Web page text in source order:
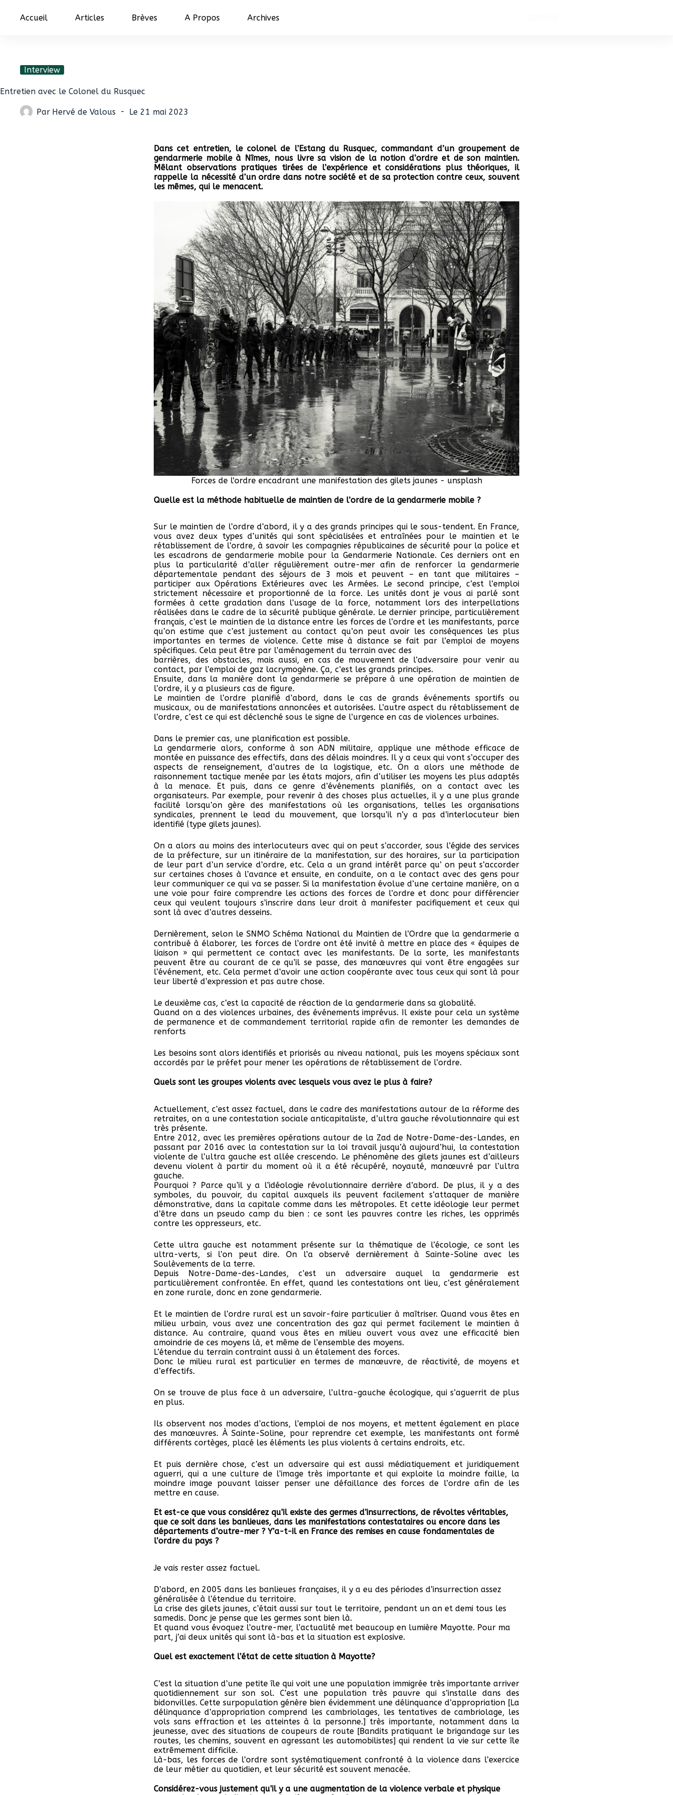
Accueil Articles Brèves A Propos Archives
Interview
Entretien avec le Colonel du Rusquec
Par Hervé de Valous Le 21 mai 2023
Dans cet entretien, le colonel de l’Estang du Rusquec, commandant d’un groupement de
gendarmerie mobile à Nîmes, nous livre sa vision de la notion d’ordre et de son maintien.
Mêlant observations pratiques tirées de l’expérience et considérations plus théoriques, il
rappelle la nécessité d’un ordre dans notre société et de sa protection contre ceux, souvent
les mêmes, qui le menacent.
Forces de l'ordre encadrant une manifestation des gilets jaunes - unsplash
Quelle est la méthode habituelle de maintien de l’ordre de la gendarmerie mobile ?
Sur le maintien de l’ordre d’abord, il y a des grands principes qui le sous-tendent. En France,
vous avez deux types d’unités qui sont spécialisées et entraînées pour le maintien et le
rétablissement de l’ordre, à savoir les compagnies républicaines de sécurité pour la police et
les escadrons de gendarmerie mobile pour la Gendarmerie Nationale. Ces derniers ont en
plus la particularité d’aller régulièrement outre-mer afin de renforcer la gendarmerie
départementale pendant des séjours de 3 mois et peuvent – en tant que militaires –
participer aux Opérations Extérieures avec les Armées. Le second principe, c’est l’emploi
strictement nécessaire et proportionné de la force. Les unités dont je vous ai parlé sont
formées à cette gradation dans l’usage de la force, notamment lors des interpellations
réalisées dans le cadre de la sécurité publique générale. Le dernier principe, particulièrement
français, c’est le maintien de la distance entre les forces de l’ordre et les manifestants, parce
qu’on estime que c’est justement au contact qu’on peut avoir les conséquences les plus
importantes en termes de violence. Cette mise à distance se fait par l’emploi de moyens
spécifiques. Cela peut être par l’aménagement du terrain avec des
barrières, des obstacles, mais aussi, en cas de mouvement de l’adversaire pour venir au
contact, par l’emploi de gaz lacrymogène. Ça, c’est les grands principes.
Ensuite, dans la manière dont la gendarmerie se prépare à une opération de maintien de
l’ordre, il y a plusieurs cas de figure.
Le maintien de l’ordre planifié d’abord, dans le cas de grands événements sportifs ou
musicaux, ou de manifestations annoncées et autorisées. L’autre aspect du rétablissement de
l’ordre, c’est ce qui est déclenché sous le signe de l’urgence en cas de violences urbaines.
Dans le premier cas, une planification est possible.
La gendarmerie alors, conforme à son ADN militaire, applique une méthode efficace de
montée en puissance des effectifs, dans des délais moindres. Il y a ceux qui vont s’occuper des
aspects de renseignement, d’autres de la logistique, etc. On a alors une méthode de
raisonnement tactique menée par les états majors, afin d’utiliser les moyens les plus adaptés
à la menace. Et puis, dans ce genre d’événements planifiés, on a contact avec les
organisateurs. Par exemple, pour revenir à des choses plus actuelles, il y a une plus grande
facilité lorsqu’on gère des manifestations où les organisations, telles les organisations
syndicales, prennent le lead du mouvement, que lorsqu’il n’y a pas d’interlocuteur bien
identifié (type gilets jaunes).
On a alors au moins des interlocuteurs avec qui on peut s’accorder, sous l’égide des services
de la préfecture, sur un itinéraire de la manifestation, sur des horaires, sur la participation
de leur part d’un service d’ordre, etc. Cela a un grand intérêt parce qu’ on peut s’accorder
sur certaines choses à l’avance et ensuite, en conduite, on a le contact avec des gens pour
leur communiquer ce qui va se passer. Si la manifestation évolue d’une certaine manière, on a
une voie pour faire comprendre les actions des forces de l’ordre et donc pour différencier
ceux qui veulent toujours s’inscrire dans leur droit à manifester pacifiquement et ceux qui
sont là avec d’autres desseins.
Dernièrement, selon le SNMO Schéma National du Maintien de l’Ordre que la gendarmerie a
contribué à élaborer, les forces de l’ordre ont été invité à mettre en place des « équipes de
liaison » qui permettent ce contact avec les manifestants. De la sorte, les manifestants
peuvent être au courant de ce qu’il se passe, des manœuvres qui vont être engagées sur
l’événement, etc. Cela permet d’avoir une action coopérante avec tous ceux qui sont là pour
leur liberté d’expression et pas autre chose.
Le deuxième cas, c’est la capacité de réaction de la gendarmerie dans sa globalité.
Quand on a des violences urbaines, des événements imprévus. Il existe pour cela un système
de permanence et de commandement territorial rapide afin de remonter les demandes de
renforts
Les besoins sont alors identifiés et priorisés au niveau national, puis les moyens spéciaux sont
accordés par le préfet pour mener les opérations de rétablissement de l’ordre.
Quels sont les groupes violents avec lesquels vous avez le plus à faire?
Actuellement, c’est assez factuel, dans le cadre des manifestations autour de la réforme des
retraites, on a une contestation sociale anticapitaliste, d’ultra gauche révolutionnaire qui est
très présente.
Entre 2012, avec les premières opérations autour de la Zad de Notre-Dame-des-Landes, en
passant par 2016 avec la contestation sur la loi travail jusqu’à aujourd’hui, la contestation
violente de l’ultra gauche est allée crescendo. Le phénomène des gilets jaunes est d’ailleurs
devenu violent à partir du moment où il a été récupéré, noyauté, manœuvré par l’ultra
gauche.
Pourquoi ? Parce qu’il y a l’idéologie révolutionnaire derrière d’abord. De plus, il y a des
symboles, du pouvoir, du capital auxquels ils peuvent facilement s’attaquer de manière
démonstrative, dans la capitale comme dans les métropoles. Et cette idéologie leur permet
d’être dans un pseudo camp du bien : ce sont les pauvres contre les riches, les opprimés
contre les oppresseurs, etc.
Cette ultra gauche est notamment présente sur la thématique de l’écologie, ce sont les
ultra-verts, si l’on peut dire. On l’a observé dernièrement à Sainte-Soline avec les
Soulèvements de la terre.
Depuis Notre-Dame-des-Landes, c’est un adversaire auquel la gendarmerie est
particulièrement confrontée. En effet, quand les contestations ont lieu, c’est généralement
en zone rurale, donc en zone gendarmerie.
Et le maintien de l’ordre rural est un savoir-faire particulier à maîtriser. Quand vous êtes en
milieu urbain, vous avez une concentration des gaz qui permet facilement le maintien à
distance. Au contraire, quand vous êtes en milieu ouvert vous avez une efficacité bien
amoindrie de ces moyens là, et même de l’ensemble des moyens.
L’étendue du terrain contraint aussi à un étalement des forces.
Donc le milieu rural est particulier en termes de manœuvre, de réactivité, de moyens et
d’effectifs.
On se trouve de plus face à un adversaire, l’ultra-gauche écologique, qui s’aguerrit de plus
en plus.
Ils observent nos modes d’actions, l’emploi de nos moyens, et mettent également en place
des manœuvres. À Sainte-Soline, pour reprendre cet exemple, les manifestants ont formé
différents cortèges, placé les éléments les plus violents à certains endroits, etc.
Et puis dernière chose, c’est un adversaire qui est aussi médiatiquement et juridiquement
aguerri, qui a une culture de l’image très importante et qui exploite la moindre faille, la
moindre image pouvant laisser penser une défaillance des forces de l’ordre afin de les
mettre en cause.
Et est-ce que vous considérez qu’il existe des germes d’insurrections, de révoltes véritables,
que ce soit dans les banlieues, dans les manifestations contestataires ou encore dans les
départements d’outre-mer ? Y’a-t-il en France des remises en cause fondamentales de
l’ordre du pays ?
Je vais rester assez factuel.
D’abord, en 2005 dans les banlieues françaises, il y a eu des périodes d’insurrection assez
généralisée à l’étendue du territoire.
La crise des gilets jaunes, c’était aussi sur tout le territoire, pendant un an et demi tous les
samedis. Donc je pense que les germes sont bien là.
Et quand vous évoquez l’outre-mer, l’actualité met beaucoup en lumière Mayotte. Pour ma
part, j’ai deux unités qui sont là-bas et la situation est explosive.
Quel est exactement l’état de cette situation à Mayotte?
C’est la situation d’une petite île qui voit une une population immigrée très importante arriver
quotidiennement sur son sol. C’est une population très pauvre qui s’installe dans des
bidonvilles. Cette surpopulation génère bien évidemment une délinquance d’appropriation [La
délinquance d’appropriation comprend les cambriolages, les tentatives de cambriolage, les
vols sans effraction et les atteintes à la personne.] très importante, notamment dans la
jeunesse, avec des situations de coupeurs de route [Bandits pratiquant le brigandage sur les
routes, les chemins, souvent en agressant les automobilistes] qui rendent la vie sur cette île
extrêmement difficile.
Là-bas, les forces de l’ordre sont systématiquement confronté à la violence dans l’exercice
de leur métier au quotidien, et leur sécurité est souvent menacée.
Considérez-vous justement qu’il y a une augmentation de la violence verbale et physique